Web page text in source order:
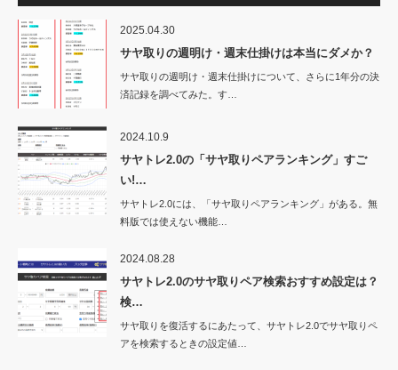
2025.04.30
サヤ取りの週明け・週末仕掛けは本当にダメか？
サヤ取りの週明け・週末仕掛けについて、さらに1年分の決
済記録を調べてみた。す…
2024.10.9
サヤトレ2.0の「サヤ取りペアランキング」すご
い!…
サヤトレ2.0には、「サヤ取りペアランキング」がある。無
料版では使えない機能…
2024.08.28
サヤトレ2.0のサヤ取りペア検索おすすめ設定は？
検…
サヤ取りを復活するにあたって、サヤトレ2.0でサヤ取りペ
アを検索するときの設定値…